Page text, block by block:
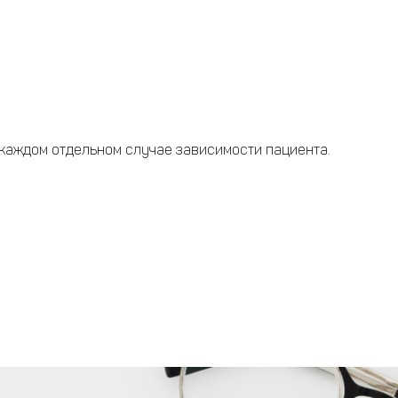
отдельном случае зависимости пациента.